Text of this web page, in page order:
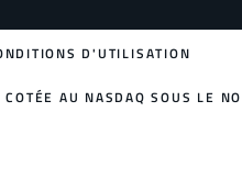
D'UTILISATION
AU NASDAQ SOUS LE